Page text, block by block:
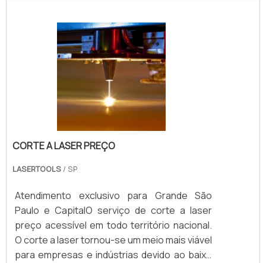
CORTE A LASER PREÇO
LASERTOOLS / SP
Atendimento exclusivo para Grande São
Paulo e CapitalO serviço de corte a laser
preço acessível em todo território nacional.
O corte a laser tornou-se um meio mais viável
para empresas e indústrias devido ao baixo